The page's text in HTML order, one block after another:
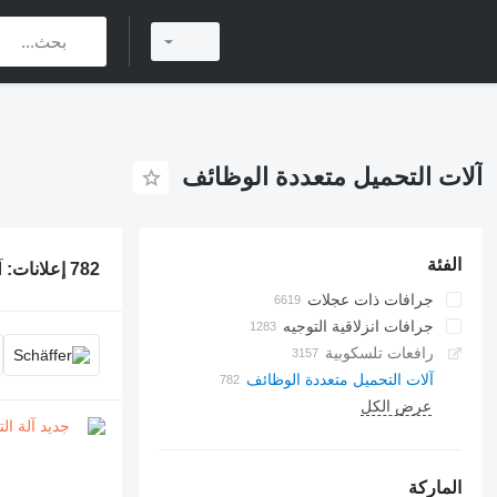
آلات التحميل متعددة الوظائف
الفئة
جرافات ذات عجلات
جرافات انزلاقية التوجيه
رافعات تلسكوبية
آلات التحميل متعددة الوظائف
عرض الكل
الماركة
782 إعلانات: